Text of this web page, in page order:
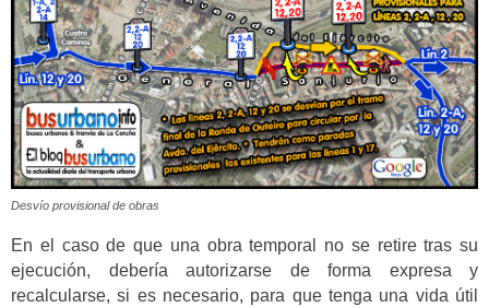
Desvío provisional de obras
En el caso de que una obra temporal no se retire tras su
ejecución, debería autorizarse de forma expresa y
recalcularse, si es necesario, para que tenga una vida útil